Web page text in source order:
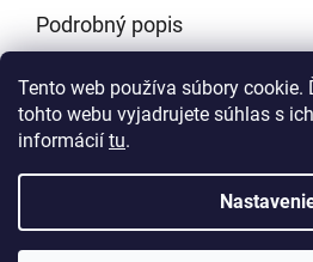
Tento web používa súbory cookie.
tohto webu vyjadrujete súhlas s
informácií tu.
Podrobný popis
Vytvoril